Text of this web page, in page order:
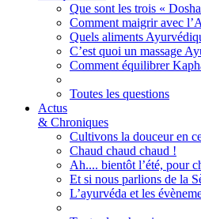
Que sont les trois «
Comment maigrir avec
Quels aliments
C’est quoi un massage
Comment équilibrer
Toutes les questions
Actus
& Chroniques
Cultivons la douceur en
Chaud chaud chaud !
Ah.... bientôt l’été, pour
Et si nous parlions de la
L’ayurvéda et les